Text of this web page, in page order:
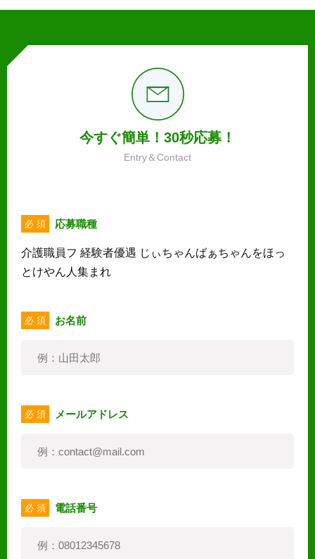
今すぐ簡単！30秒応募！
Entry＆Contact
必 須 応募職種
介護職員フ 経験者優遇 じぃちゃんばぁちゃんをほっ
とけやん人集まれ
必 須 お名前
必 須 メールアドレス
必 須 電話番号